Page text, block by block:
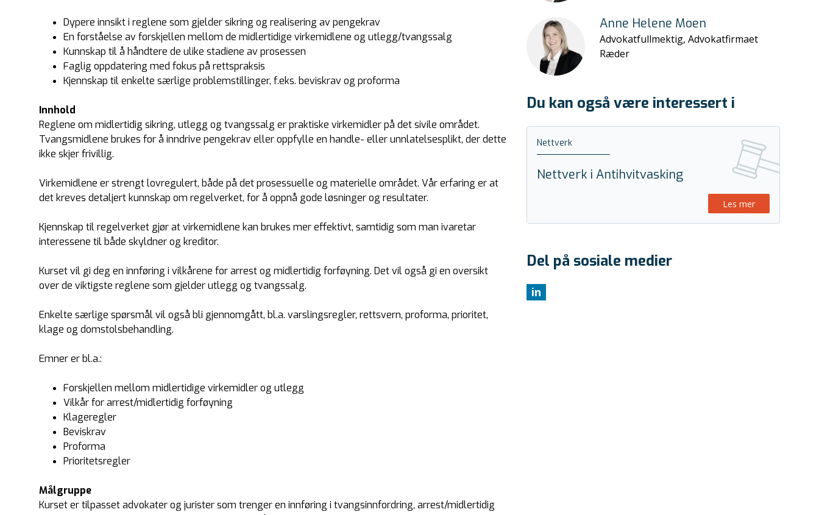
Anne Helene Moen
Advokatfullmektig, Advokatfirmaet
Ræder
Du kan også være interessert i
Nettverk
Nettverk i Antihvitvasking
Les mer
Del på sosiale medier
in
Dypere innsikt i reglene som gjelder sikring og realisering av pengekrav
En forståelse av forskjellen mellom de midlertidige virkemidlene og utlegg/tvangssalg
Kunnskap til å håndtere de ulike stadiene av prosessen
Faglig oppdatering med fokus på rettspraksis
Kjennskap til enkelte særlige problemstillinger, f.eks. beviskrav og proforma
Innhold
Reglene om midlertidig sikring, utlegg og tvangssalg er praktiske virkemidler på det sivile området.
Tvangsmidlene brukes for å inndrive pengekrav eller oppfylle en handle- eller unnlatelsesplikt, der dette
ikke skjer frivillig.
Virkemidlene er strengt lovregulert, både på det prosessuelle og materielle området. Vår erfaring er at
det kreves detaljert kunnskap om regelverket, for å oppnå gode løsninger og resultater.
Kjennskap til regelverket gjør at virkemidlene kan brukes mer effektivt, samtidig som man ivaretar
interessene til både skyldner og kreditor.
Kurset vil gi deg en innføring i vilkårene for arrest og midlertidig forføyning. Det vil også gi en oversikt
over de viktigste reglene som gjelder utlegg og tvangssalg.
Enkelte særlige spørsmål vil også bli gjennomgått, bl.a. varslingsregler, rettsvern, proforma, prioritet,
klage og domstolsbehandling.
Emner er bl.a.:
Forskjellen mellom midlertidige virkemidler og utlegg
Vilkår for arrest/midlertidig forføyning
Klageregler
Beviskrav
Proforma
Prioritetsregler
Målgruppe
Kurset er tilpasset advokater og jurister som trenger en innføring i tvangsinnfordring, arrest/midlertidig